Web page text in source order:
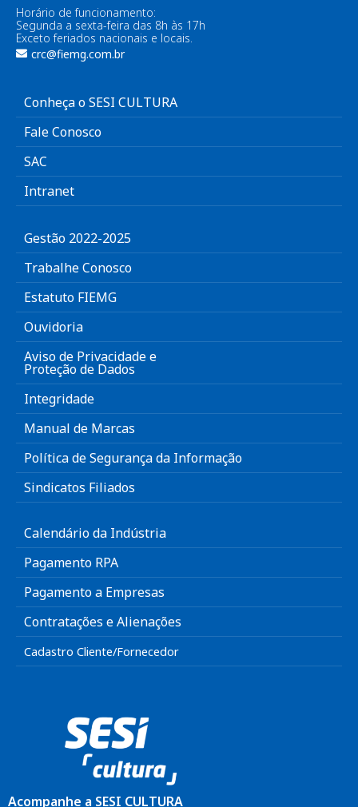
Horário de funcionamento:
Segunda a sexta-feira das 8h às 17h
Exceto feriados nacionais e locais.
crc@fiemg.com.br
Conheça o SESI CULTURA
Fale Conosco
SAC
Intranet
Gestão 2022-2025
Trabalhe Conosco
Estatuto FIEMG
Ouvidoria
Aviso de Privacidade e
Proteção de Dados
Integridade
Manual de Marcas
Política de Segurança da Informação
Sindicatos Filiados
Calendário da Indústria
Pagamento RPA
Pagamento a Empresas
Contratações e Alienações
Cadastro Cliente/Fornecedor
Acompanhe a SESI CULTURA